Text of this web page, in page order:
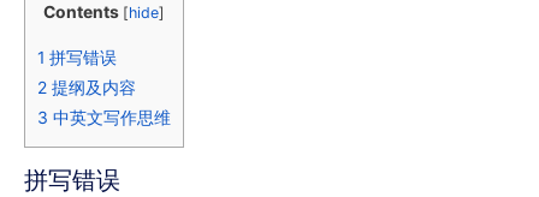
Contents [hide]
1 拼写错误
2 提纲及内容
3 中英文写作思维
拼写错误